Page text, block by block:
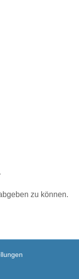
zu können.